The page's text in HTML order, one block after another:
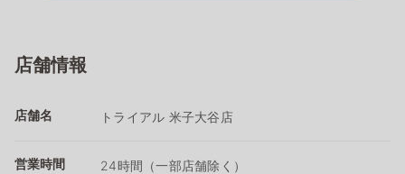
店舗情報
店舗名 トライアル 米子大谷店
営業時間 24時間（一部店舗除く）